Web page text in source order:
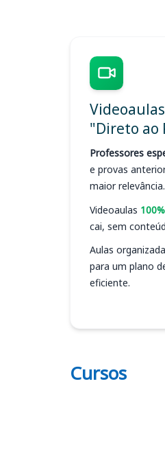
Videoaulas
"Direto ao
Professores
e provas
maior relevância.
Videoaulas
cai, sem
Aulas
para um plano
eficiente.
Cursos